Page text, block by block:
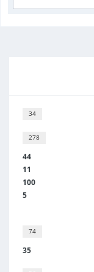
34
278
44
11
100
5
74
35